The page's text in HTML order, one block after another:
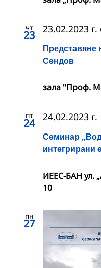
чт
23
Представяне
Сендов
23.02.2023 г.
зала "Проф.
пт
24
Семинар
интегрирани
24.02.2023 г.
ИЕЕС-БАН ул.
10
пн
27